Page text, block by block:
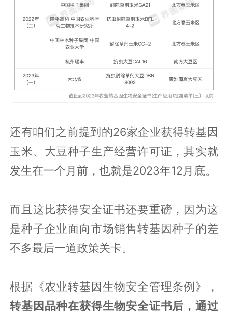
还有咱们之前提到的26家企业获得转基因
玉米、大豆种子生产经营许可证，其实就
发生在一个月前，也就是2023年12月底。
而且这比获得安全证书还要重磅，因为这
是种子企业面向市场销售转基因种子的差
不多最后一道政策关卡。
根据《农业转基因生物安全管理条例》，
转基因品种在获得生物安全证书后，通过